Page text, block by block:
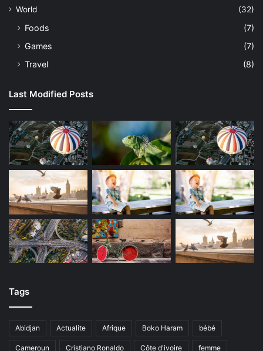
World
(32)
Foods
(7)
Games
(7)
Travel
(8)
Last Modified Posts
Tags
Abidjan Actualite Afrique Boko Haram bébé
Cameroun Cristiano Ronaldo Côte d'ivoire femme